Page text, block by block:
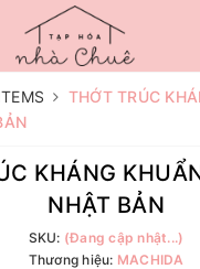
THỚT TRÚC
KHÁNG
NHẬT BẢN
SKU: (Đang cập nhật...)
Thương hiệu: MACHIDA